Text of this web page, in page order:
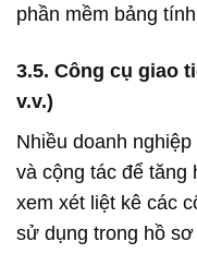
phần mềm bảng
3.5. Công cụ giao
v.v.)
Nhiều doanh
và cộng tác để tăng
xem xét liệt kê các
sử dụng trong hồ sơ